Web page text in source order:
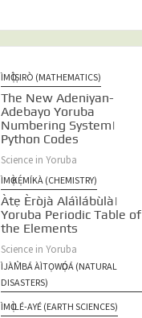
ÌMỌ̀ ÌṢIRÒ (MATHEMATICS)
The New Adeniyan-
Adebayo Yoruba
Numbering System|
Python Codes
Science in Yoruba
ÌMỌ̀ KẸ́MÍKÀ (CHEMISTRY)
Àtẹ Èròjà Aláìlábùlà|
Yoruba Periodic Table of
the Elements
Science in Yoruba
ÌJÀM̀BÁ ÀÌTỌWỌ́DÁ (NATURAL
DISASTERS)
ÌMỌ̀ ILÉ-AYÉ (EARTH SCIENCES)